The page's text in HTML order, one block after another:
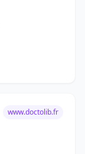
www.doctolib.fr